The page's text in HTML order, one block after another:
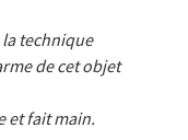
technique
de cet objet
et fait main.